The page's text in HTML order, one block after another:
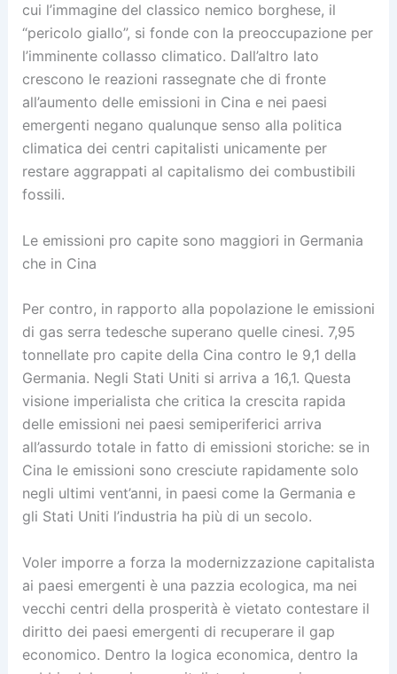
cui l’immagine del classico nemico borghese, il
“pericolo giallo”, si fonde con la preoccupazione per
l’imminente collasso climatico. Dall’altro lato
crescono le reazioni rassegnate che di fronte
all’aumento delle emissioni in Cina e nei paesi
emergenti negano qualunque senso alla politica
climatica dei centri capitalisti unicamente per
restare aggrappati al capitalismo dei combustibili
fossili.
Le emissioni pro capite sono maggiori in Germania
che in Cina
Per contro, in rapporto alla popolazione le emissioni
di gas serra tedesche superano quelle cinesi. 7,95
tonnellate pro capite della Cina contro le 9,1 della
Germania. Negli Stati Uniti si arriva a 16,1. Questa
visione imperialista che critica la crescita rapida
delle emissioni nei paesi semiperiferici arriva
all’assurdo totale in fatto di emissioni storiche: se in
Cina le emissioni sono cresciute rapidamente solo
negli ultimi vent’anni, in paesi come la Germania e
gli Stati Uniti l’industria ha più di un secolo.
Voler imporre a forza la modernizzazione capitalista
ai paesi emergenti è una pazzia ecologica, ma nei
vecchi centri della prosperità è vietato contestare il
diritto dei paesi emergenti di recuperare il gap
economico. Dentro la logica economica, dentro la